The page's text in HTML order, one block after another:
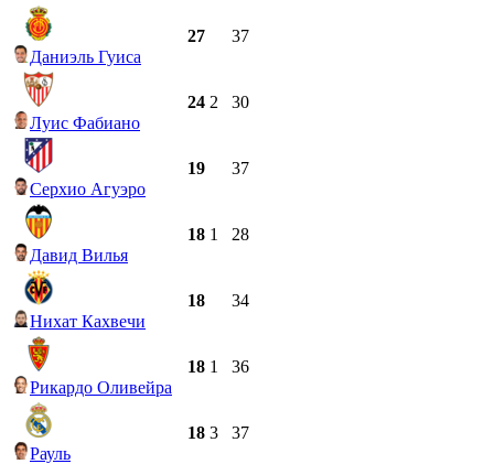
Даниэль Гуиса
27 37
Луис Фабиано
24 2 30
Серхио Агуэро
19 37
Давид Вилья
18 1 28
Нихат Кахвечи
18 34
Рикардо Оливейра
18 1 36
Рауль
18 3 37